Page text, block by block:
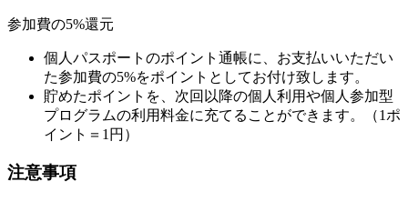
参加費の5%還元
個人パスポートのポイント通帳に、お支払いいただい
た参加費の5%をポイントとしてお付け致します。
貯めたポイントを、次回以降の個人利用や個人参加型
プログラムの利用料金に充てることができます。（1ポ
イント＝1円）
注意事項